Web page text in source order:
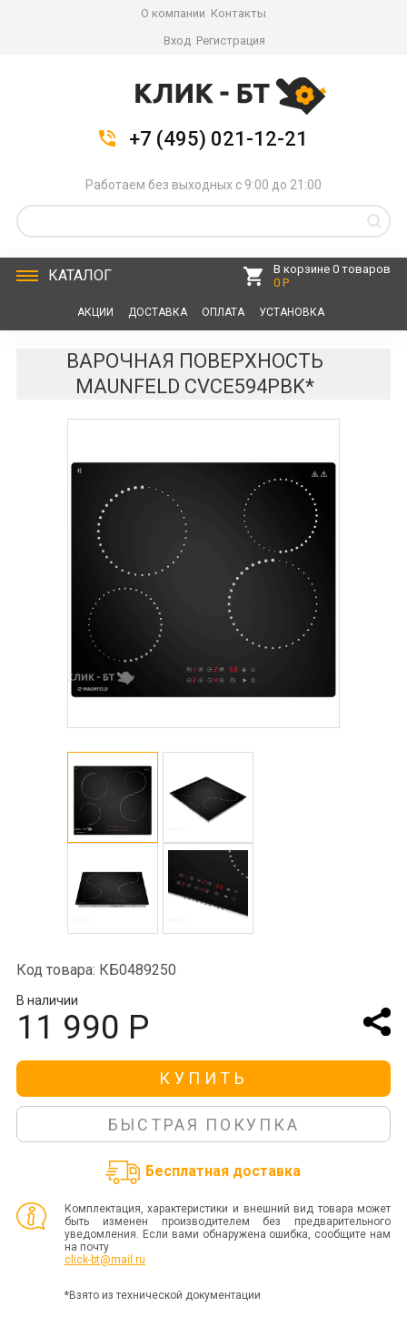
О компании Контакты
Вход Регистрация
+7 (495) 021-12-21
Работаем без выходных с 9:00 до 21:00
КАТАЛОГ
В корзине 0 товаров
0 Р
АКЦИИ ДОСТАВКА ОПЛАТА УСТАНОВКА
ВАРОЧНАЯ ПОВЕРХНОСТЬ
MAUNFELD CVCE594PBK*
Код товара: КБ0489250
В наличии
11 990 Р
КУПИТЬ
БЫСТРАЯ ПОКУПКА
Бесплатная доставка
Комплектация, характеристики и внешний вид товара может
быть изменен производителем без предварительного
уведомления. Если вами обнаружена ошибка, сообщите нам
на почту
click-bt@mail.ru
*Взято из технической документации